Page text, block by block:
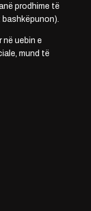
prodhime të
uebin e
mund të